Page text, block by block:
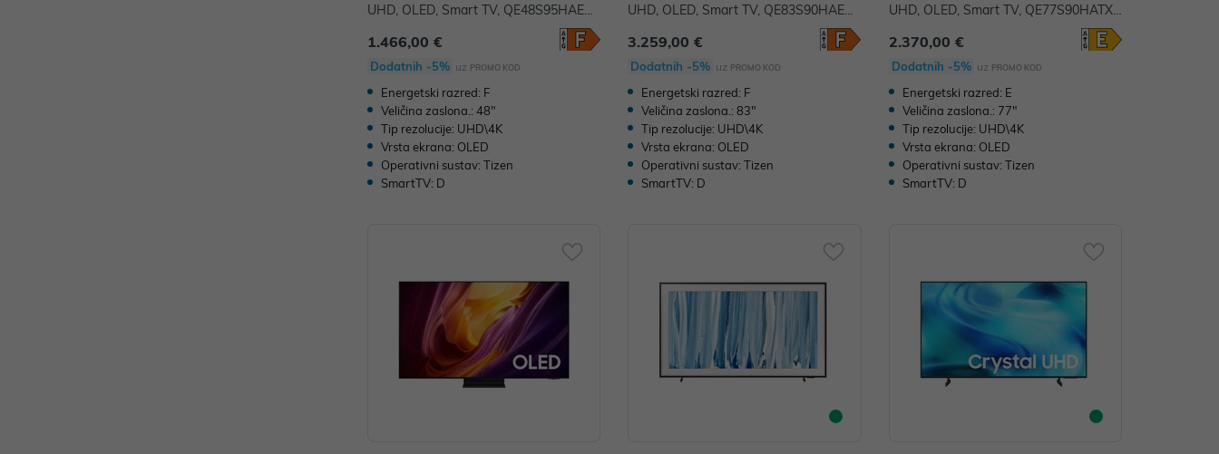
UHD, OLED, Smart TV, QE48S95HAEXX
1.466,00 €
Dodatnih -5% uz PROMO KOD
Energetski razred: F
Veličina zaslona.: 48"
Tip rezolucije: UHD\4K
Vrsta ekrana: OLED
Operativni sustav: Tizen
SmartTV: D
UHD, OLED, Smart TV, QE83S90HAEXX
3.259,00 €
Dodatnih -5% uz PROMO KOD
Energetski razred: F
Veličina zaslona.: 83"
Tip rezolucije: UHD\4K
Vrsta ekrana: OLED
Operativni sustav: Tizen
SmartTV: D
UHD, OLED, Smart TV, QE77S90HATXX
2.370,00 €
Dodatnih -5% uz PROMO KOD
Energetski razred: E
Veličina zaslona.: 77"
Tip rezolucije: UHD\4K
Vrsta ekrana: OLED
Operativni sustav: Tizen
SmartTV: D